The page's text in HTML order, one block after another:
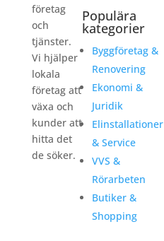
företag
och
tjänster.
Vi hjälper
lokala
företag att
växa och
kunder att
hitta det
de söker.
Populära
kategorier
Byggföretag &
Renovering
Ekonomi &
Juridik
Elinstallationer
& Service
VVS &
Rörarbeten
Butiker &
Shopping